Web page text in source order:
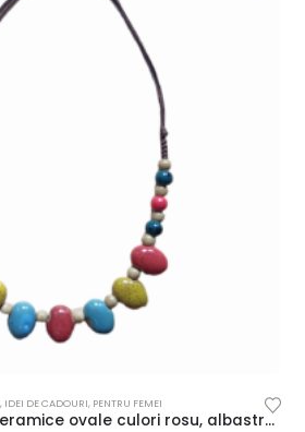
, IDEI DE CADOURI, PENTRU FEMEI
Colier din margele ceramice ovale culori rosu, albastru, galben